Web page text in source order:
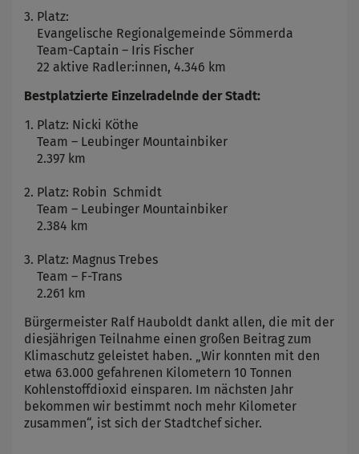
Platz:
Evangelische Regionalgemeinde Sömmerda
Team-Captain – Iris Fischer
22 aktive Radler:innen, 4.346 km
Bestplatzierte Einzelradelnde der Stadt:
Platz: Nicki Köthe
Team – Leubinger Mountainbiker
2.397 km
Platz: Robin Schmidt
Team – Leubinger Mountainbiker
2.384 km
Platz: Magnus Trebes
Team – F-Trans
2.261 km
Bürgermeister Ralf Hauboldt dankt allen, die mit der
diesjährigen Teilnahme einen großen Beitrag zum
Klimaschutz geleistet haben. „Wir konnten mit den
etwa 63.000 gefahrenen Kilometern 10 Tonnen
Kohlenstoffdioxid einsparen. Im nächsten Jahr
bekommen wir bestimmt noch mehr Kilometer
zusammen“, ist sich der Stadtchef sicher.